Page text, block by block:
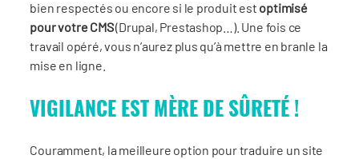
bien respectés ou encore si le produit est optimisé
pour votre CMS(Drupal, Prestashop…). Une fois ce
travail opéré, vous n’aurez plus qu’à mettre en branle la
mise en ligne.
VIGILANCE EST MÈRE DE SÛRETÉ !
Couramment, la meilleure option pour traduire un site